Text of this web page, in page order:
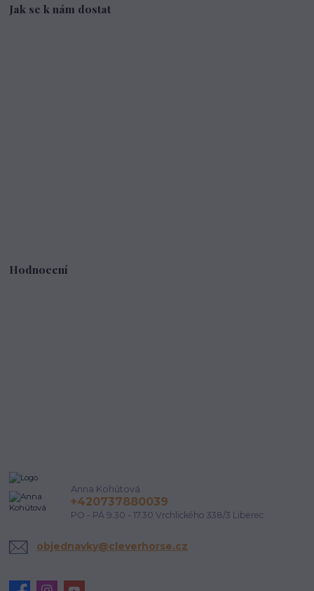
Jak se k nám dostat
Hodnocení
Anna Kohútová
+420737880039
PO - PÁ 9.30 - 17.30 Vrchlického 338/3 Liberec
objednavky@cleverhorse.cz
sleva 200 Kč radost?